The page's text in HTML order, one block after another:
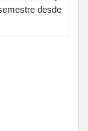
desde